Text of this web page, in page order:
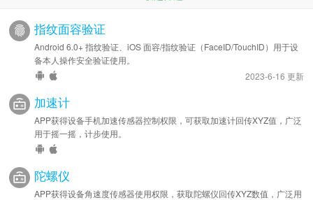
指纹面容验证
Android 6.0+ 指纹验证、iOS 面容/指纹验证（FaceID/TouchID）用于设
备本人操作安全验证使用。
2023-6-16 更新
加速计
APP获得设备手机加速传感器控制权限，可获取加速计回传XYZ值，广泛
用于摇一摇，计步使用。
陀螺仪
APP获得设备角速度传感器使用权限，获取陀螺仪回传XYZ数值，广泛用